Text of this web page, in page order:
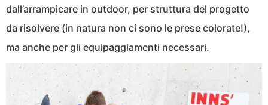
dall’arrampicare in outdoor, per struttura del progetto
da risolvere (in natura non ci sono le prese colorate!),
ma anche per gli equipaggiamenti necessari.